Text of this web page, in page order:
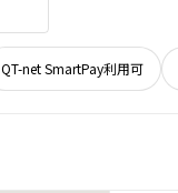
QT-net SmartPay利用可